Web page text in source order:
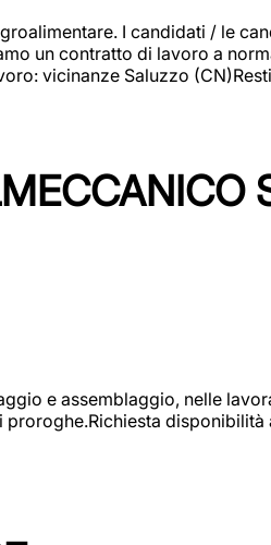
I candidati / le
un contratto di lavoro a
vicinanze Saluzzo
e assemblaggio, nelle